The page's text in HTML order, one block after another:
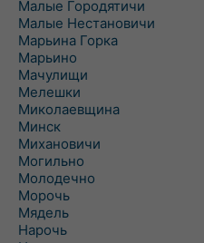
Малые Городятичи
Малые Нестановичи
Марьина Горка
Марьино
Мачулищи
Мелешки
Миколаевщина
Минск
Михановичи
Могильно
Молодечно
Морочь
Мядель
Нарочь